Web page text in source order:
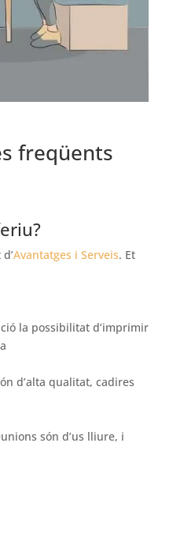
freqüents
Avantatges i Serveis. Et
la possibilitat d’imprimir
d’alta qualitat, cadires
són d’us lliure, i